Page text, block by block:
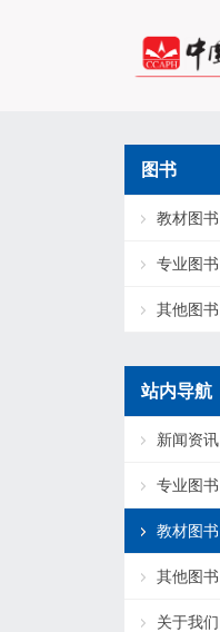
图书
教材图书
专业图书
其他图书
站内导航
新闻资讯
专业图书
教材图书
其他图书
关于我们